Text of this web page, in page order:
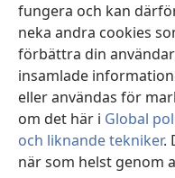
fungera och kan
neka andra cookies
förbättra din
insamlade
eller användas för
om det här i Global
och liknande tekniker.
när som helst genom
Hela tiden
31 jag gladdes över
och jag tyckte
människorna. *
32 Mina söner,
Lyckliga är de
33 Lyssna till